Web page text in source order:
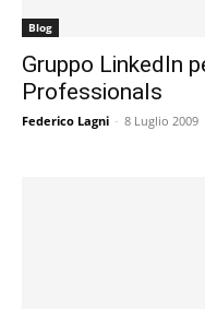
Blog
Gruppo LinkedIn
Professionals
Federico Lagni - 8 Luglio 2009